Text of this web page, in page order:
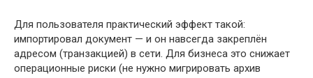
Для пользователя практический эффект такой:
импортировал документ — и он навсегда закреплён
адресом (транзакцией) в сети. Для бизнеса это снижает
операционные риски (не нужно мигрировать архив